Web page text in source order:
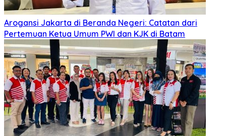
Arogansi Jakarta di Beranda Negeri: Catatan dari
Pertemuan Ketua Umum PWI dan KJK di Batam